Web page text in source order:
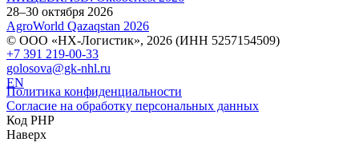
28–30 октября 2026
AgroWorld Qazaqstan 2026
© ООО «НХ-Логистик», 2026 (ИНН 5257154509)
+7 391 219-00-33
golosova@gk-nhl.ru
EN
Политика конфиденциальности
Согласие на обработку персональных данных
Код PHP
Наверх